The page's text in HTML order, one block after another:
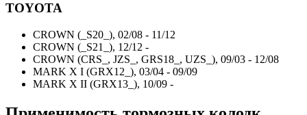
TOYOTA
CROWN (_S20_), 02/08 - 11/12
CROWN (_S21_), 12/12 -
CROWN (CRS_, JZS_, GRS18_, UZS_), 09/03 - 12/08
MARK X I (GRX12_), 03/04 - 09/09
MARK X II (GRX13_), 10/09 -